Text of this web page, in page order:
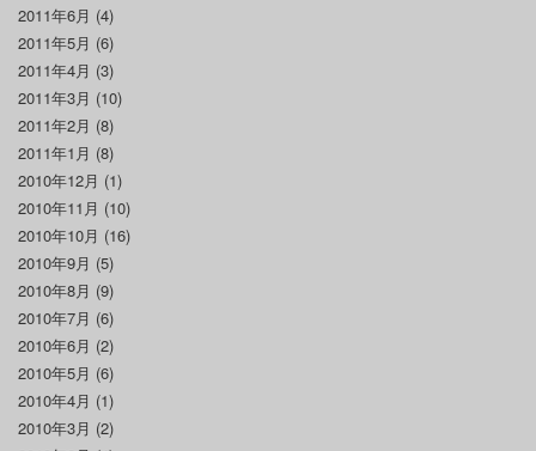
2011年6月 (4)
2011年5月 (6)
2011年4月 (3)
2011年3月 (10)
2011年2月 (8)
2011年1月 (8)
2010年12月 (1)
2010年11月 (10)
2010年10月 (16)
2010年9月 (5)
2010年8月 (9)
2010年7月 (6)
2010年6月 (2)
2010年5月 (6)
2010年4月 (1)
2010年3月 (2)